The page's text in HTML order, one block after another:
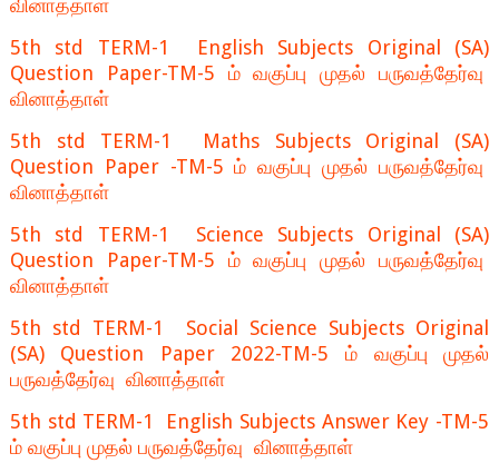
வினாத்தாள்
5th std TERM-1 English Subjects Original (SA)
Question Paper-TM-5 ம் வகுப்பு முதல் பருவத்தேர்வு
வினாத்தாள்
5th std TERM-1 Maths Subjects Original (SA)
Question Paper -TM-5 ம் வகுப்பு முதல் பருவத்தேர்வு
வினாத்தாள்
5th std TERM-1 Science Subjects Original (SA)
Question Paper-TM-5 ம் வகுப்பு முதல் பருவத்தேர்வு
வினாத்தாள்
5th std TERM-1 Social Science Subjects Original
(SA) Question Paper 2022-TM-5 ம் வகுப்பு முதல்
பருவத்தேர்வு வினாத்தாள்
5th std TERM-1 English Subjects Answer Key -TM-5
ம் வகுப்பு முதல் பருவத்தேர்வு வினாத்தாள்